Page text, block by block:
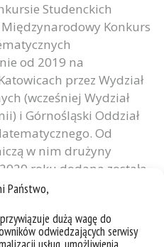
Państwo,
dużą wagę do
odwiedzających serwisy
Studenckich
Konkurs
od 2019 na
przez Wydział
(wcześniej Wydział
i Górnośląski Oddział
Od
w nim drużyny
roku dodana została
konkurs studenckich drużyn